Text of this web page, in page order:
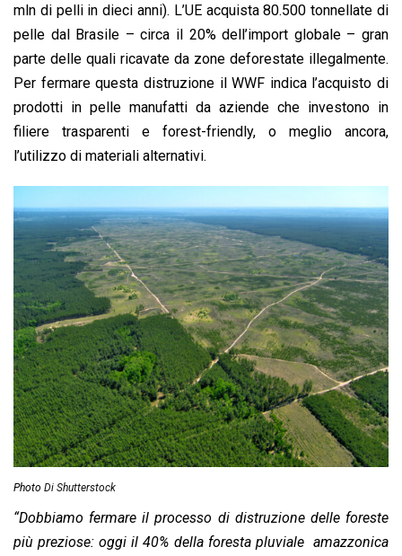
mln di pelli in dieci anni). L’UE acquista 80.500 tonnellate di
pelle dal Brasile – circa il 20% dell’import globale – gran
parte delle quali ricavate da zone deforestate illegalmente.
Per fermare questa distruzione il WWF indica l’acquisto di
prodotti in pelle manufatti da aziende che investono in
filiere trasparenti e forest-friendly, o meglio ancora,
l’utilizzo di materiali alternativi.
Photo Di Shutterstock
“Dobbiamo fermare il processo di distruzione delle foreste
più preziose: oggi il 40% della foresta pluviale amazzonica